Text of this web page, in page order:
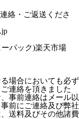
絡・ご返送くださ
パック)楽天市場
場合においても必ず
連絡を頂きました
事前連絡はメール以
前にご連絡及び弊社
送料及びその他諸費